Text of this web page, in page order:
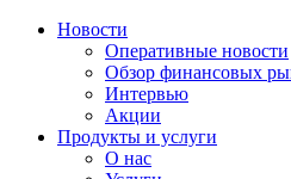
Новости
Оперативные новости
Обзор финансовых
Интервью
Акции
Продукты и услуги
О нас